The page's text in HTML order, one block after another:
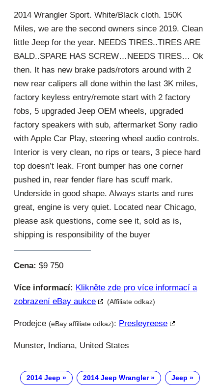
2014 Wrangler Sport. White/Black cloth. 150K
Miles, we are the second owners since 2019. Clean
little Jeep for the year. NEEDS TIRES..TIRES ARE
BALD..SPARE HAS SCREW…NEEDS TIRES… Ok
then. It has new brake pads/rotors around with 2
new rear calipers all done within the last 3K miles,
factory keyless entry/remote start with 2 factory
fobs, 5 upgraded Jeep OEM wheels, upgraded
factory speakers with sub, aftermarket Sony radio
with Apple Car Play, steering wheel audio controls.
Interior is very clean, no rips or tears, 3 piece hard
top doesn’t leak. Front bumper has one corner
pushed in, rear fender flare has scuff mark.
Underside in good shape. Always starts and runs
great, engine is very quiet. Located near Chicago,
please ask questions, come see it, sold as is,
shipping is responsibility of the buyer
Cena: $9 750
Více informací: Klikněte zde pro více informací a
zobrazení eBay aukce
(Affiliate odkaz)
Prodejce (eBay affiliate odkaz): Presleyreese
Munster, Indiana, United States
2014 Jeep 2014 Jeep Wrangler Jeep